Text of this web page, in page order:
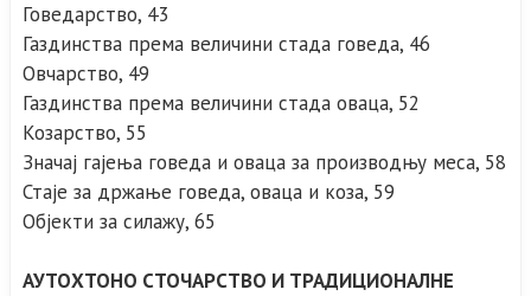
Говедарство, 43
Газдинства према величини стада говеда, 46
Овчарство, 49
Газдинства према величини стада оваца, 52
Козарство, 55
Значај гајења говеда и оваца за производњу меса, 58
Стаје за држање говеда, оваца и коза, 59
Објекти за силажу, 65
АУТОХТОНО СТОЧАРСТВО И ТРАДИЦИОНАЛНЕ